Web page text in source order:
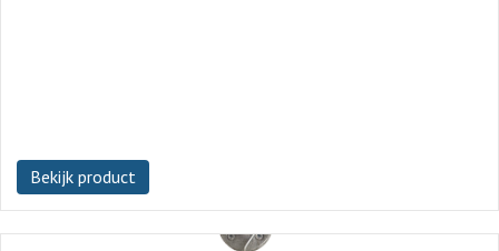
Bekijk product